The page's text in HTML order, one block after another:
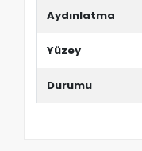
Aydınlatma
Yüzey
Durumu